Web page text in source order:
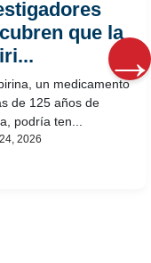
que la
un medicamento
de 125 años de
podría ten...
2026